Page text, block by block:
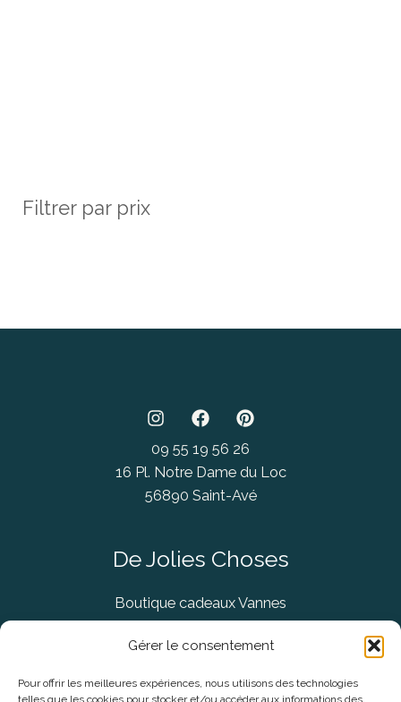
Gérer le consentement
Pour offrir les meilleures expériences, nous utilisons des technologies
telles que les cookies pour stocker et/ou accéder aux informations des
Filtrer par prix
09 55 19 56 26
16 Pl. Notre Dame du Loc
56890 Saint-Avé
De Jolies Choses
Boutique cadeaux Vannes
Concept Store Vannes